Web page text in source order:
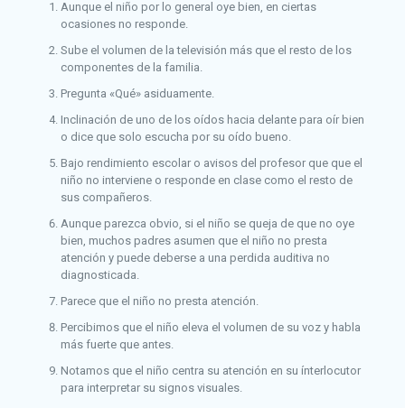
Aunque el niño por lo general oye bien, en ciertas
ocasiones no responde.
Sube el volumen de la televisión más que el resto de los
componentes de la familia.
Pregunta «Qué» asiduamente.
Inclinación de uno de los oídos hacia delante para oír bien
o dice que solo escucha por su oído bueno.
Bajo rendimiento escolar o avisos del profesor que que el
niño no interviene o responde en clase como el resto de
sus compañeros.
Aunque parezca obvio, si el niño se queja de que no oye
bien, muchos padres asumen que el niño no presta
atención y puede deberse a una perdida auditiva no
diagnosticada.
Parece que el niño no presta atención.
Percibimos que el niño eleva el volumen de su voz y habla
más fuerte que antes.
Notamos que el niño centra su atención en su ínterlocutor
para interpretar su signos visuales.